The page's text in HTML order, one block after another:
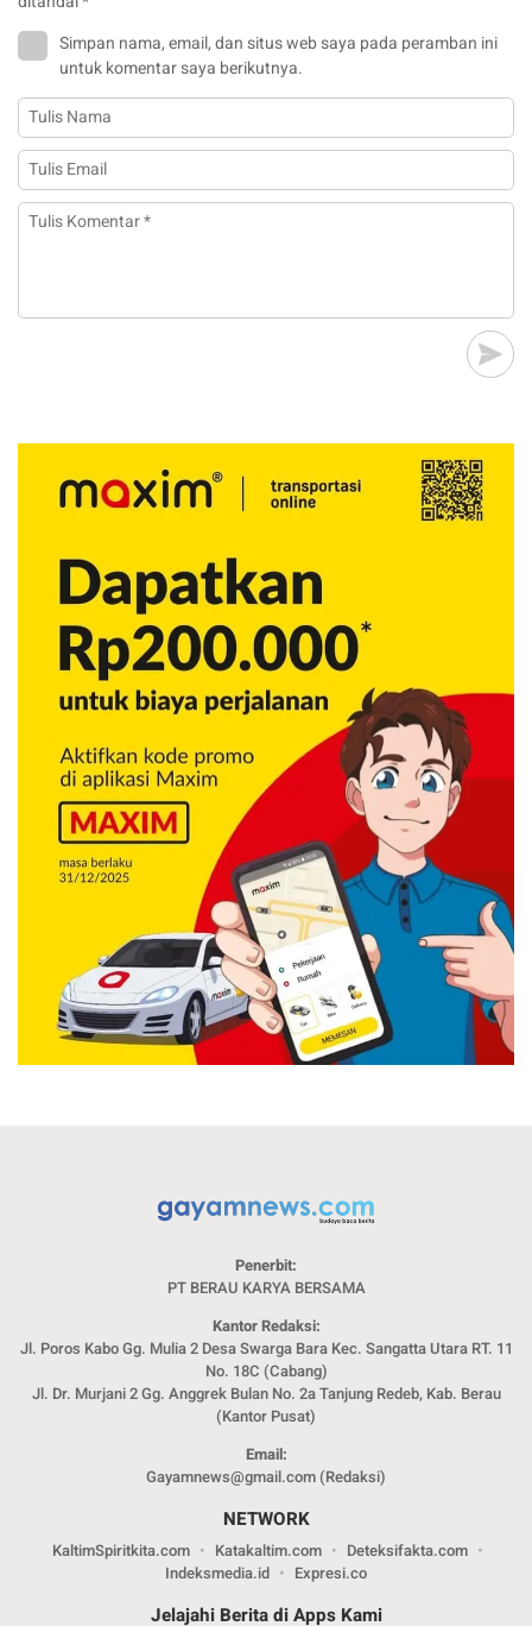
Simpan nama, email, dan situs web saya pada peramban ini
untuk komentar saya berikutnya.
Penerbit:
PT BERAU KARYA BERSAMA
Kantor Redaksi:
Jl. Poros Kabo Gg. Mulia 2 Desa Swarga Bara Kec. Sangatta Utara RT. 11
No. 18C (Cabang)
Jl. Dr. Murjani 2 Gg. Anggrek Bulan No. 2a Tanjung Redeb, Kab. Berau
(Kantor Pusat)
Email:
Gayamnews@gmail.com (Redaksi)
NETWORK
KaltimSpiritkita.com Katakaltim.com
Deteksifakta.com
Indeksmedia.id
Expresi.co
Jelajahi Berita di Apps Kami